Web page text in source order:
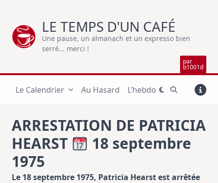
content
LE TEMPS D'UN CAFÉ
Une pause, un almanach et un expresso bien
serré... merci !
par
b1001d
Le Calendrier Au Hasard L’hebdo
ARRESTATION DE PATRICIA
HEARST
18 septembre
1975
Le 18 septembre 1975, Patricia Hearst est arrêtée